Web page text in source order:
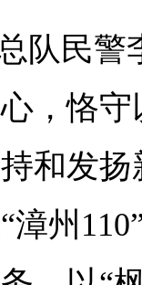
队民警
，恪
和发
漳州